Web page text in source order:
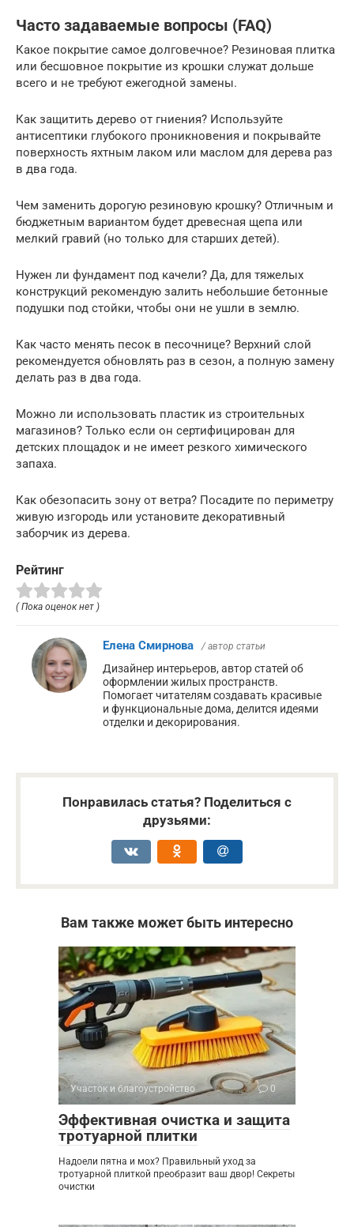
Часто задаваемые вопросы (FAQ)
Какое покрытие самое долговечное? Резиновая плитка
или бесшовное покрытие из крошки служат дольше
всего и не требуют ежегодной замены.
Как защитить дерево от гниения? Используйте
антисептики глубокого проникновения и покрывайте
поверхность яхтным лаком или маслом для дерева раз
в два года.
Чем заменить дорогую резиновую крошку? Отличным и
бюджетным вариантом будет древесная щепа или
мелкий гравий (но только для старших детей).
Нужен ли фундамент под качели? Да, для тяжелых
конструкций рекомендую залить небольшие бетонные
подушки под стойки, чтобы они не ушли в землю.
Как часто менять песок в песочнице? Верхний слой
рекомендуется обновлять раз в сезон, а полную замену
делать раз в два года.
Можно ли использовать пластик из строительных
магазинов? Только если он сертифицирован для
детских площадок и не имеет резкого химического
запаха.
Как обезопасить зону от ветра? Посадите по периметру
живую изгородь или установите декоративный
заборчик из дерева.
Рейтинг
( Пока оценок нет )
Елена Смирнова / автор статьи
Дизайнер интерьеров, автор статей об
оформлении жилых пространств.
Помогает читателям создавать красивые
и функциональные дома, делится идеями
отделки и декорирования.
Понравилась статья? Поделиться с
друзьями:
Вам также может быть интересно
Участок и благоустройство 0
Эффективная очистка и защита
тротуарной плитки
Надоели пятна и мох? Правильный уход за
тротуарной плиткой преобразит ваш двор! Секреты
очистки